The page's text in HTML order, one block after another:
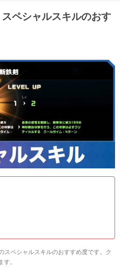
スペシャルスキルのおす
スペシャルスキルのおすすめ度です。ク
。